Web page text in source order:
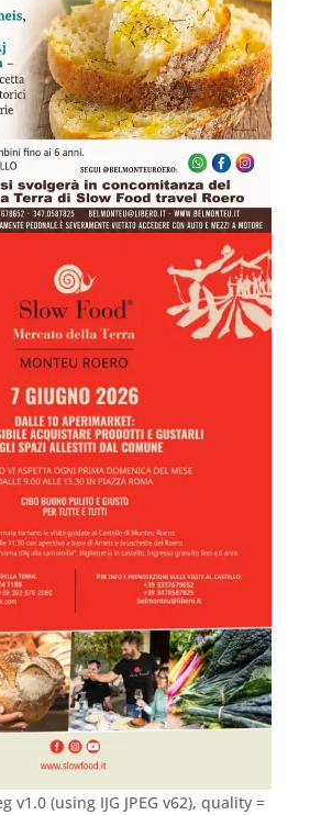
v1.0 (using IJG JPEG v62), quality =